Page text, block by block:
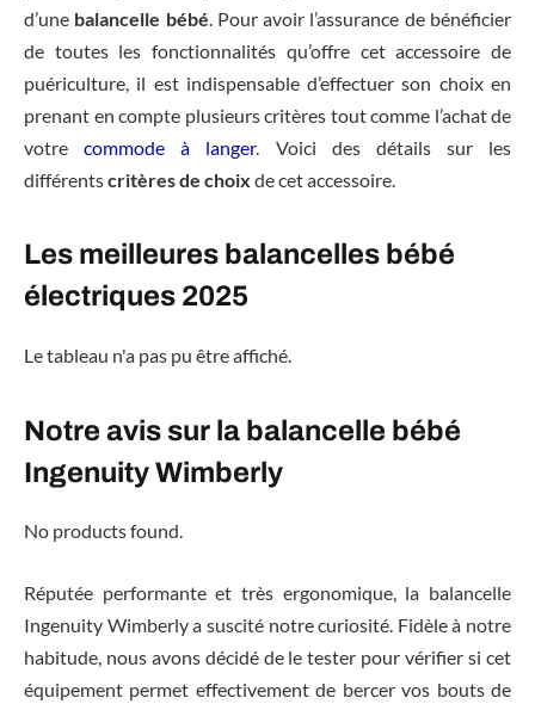
d’une balancelle bébé. Pour avoir l’assurance de bénéficier
de toutes les fonctionnalités qu’offre cet accessoire de
puériculture, il est indispensable d’effectuer son choix en
prenant en compte plusieurs critères tout comme l’achat de
votrecommode à langer. Voici des détails sur les
différentscritères de choix de cet accessoire.
Les meilleures balancelles bébé
électriques 2025
Le tableau n'a pas pu être affiché.
Notre avis sur la balancelle bébé
Ingenuity Wimberly
No products found.
Réputée performante et très ergonomique, la balancelle
Ingenuity Wimberly a suscité notre curiosité. Fidèle à notre
habitude, nous avons décidé de le tester pour vérifier si cet
équipement permet effectivement de bercer vos bouts de